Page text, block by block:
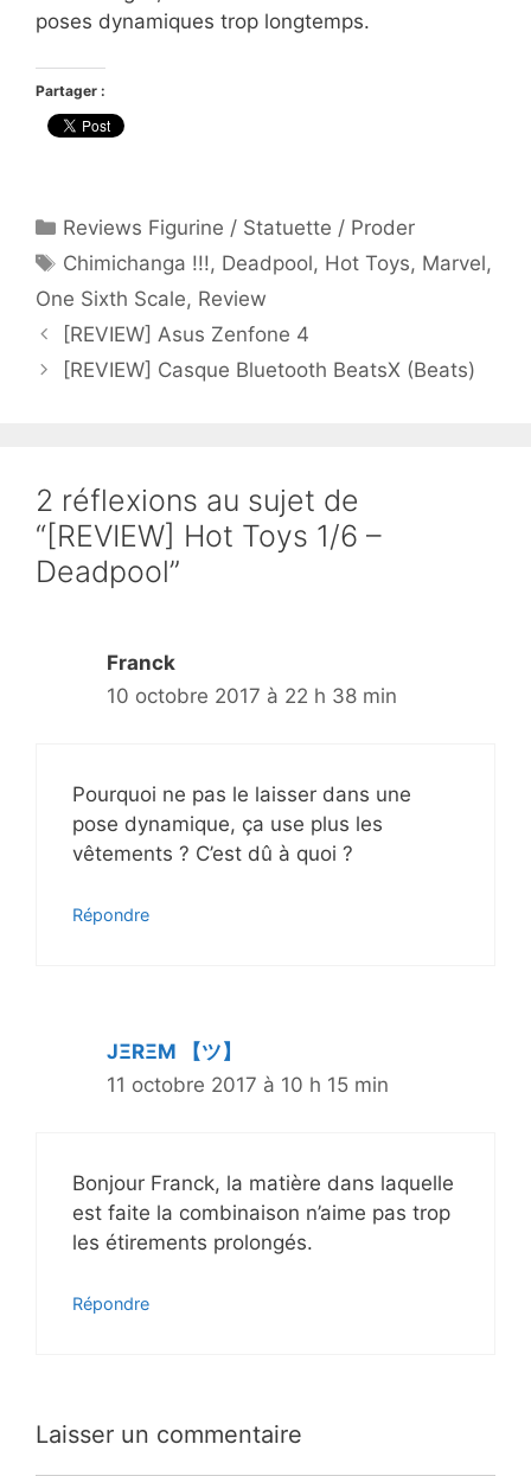
poses dynamiques trop longtemps.
Partager :
Catégories
Reviews Figurine / Statuette / Proder
Étiquettes
Chimichanga !!!, Deadpool, Hot Toys, Marvel,
One Sixth Scale, Review
[REVIEW] Asus Zenfone 4
[REVIEW] Casque Bluetooth BeatsX (Beats)
2 réflexions au sujet de
“[REVIEW] Hot Toys 1/6 –
Deadpool”
Franck
10 octobre 2017 à 22 h 38 min
Pourquoi ne pas le laisser dans une
pose dynamique, ça use plus les
vêtements ? C’est dû à quoi ?
Répondre
JΞRΞM 【ツ】
11 octobre 2017 à 10 h 15 min
Bonjour Franck, la matière dans laquelle
est faite la combinaison n’aime pas trop
les étirements prolongés.
Répondre
Laisser un commentaire